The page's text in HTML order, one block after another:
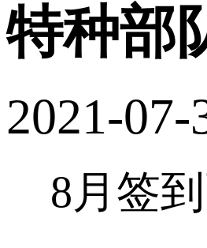
特种部
2021-07-
8月签